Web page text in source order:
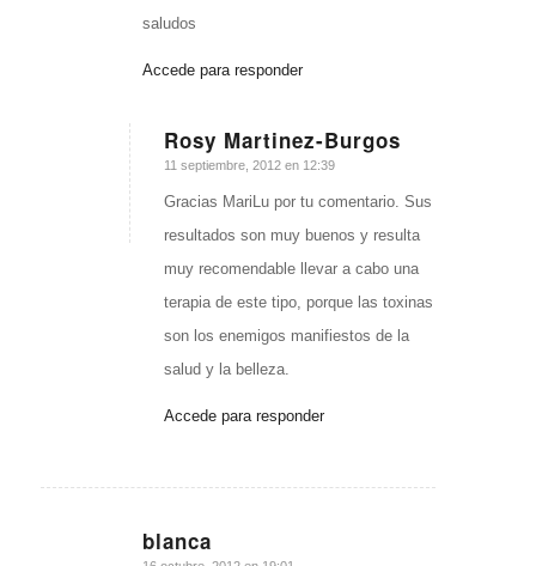
saludos
Accede para responder
Rosy Martinez-Burgos
Dice:
11 septiembre, 2012 en 12:39
Gracias MariLu por tu comentario. Sus
resultados son muy buenos y resulta
muy recomendable llevar a cabo una
terapia de este tipo, porque las toxinas
son los enemigos manifiestos de la
salud y la belleza.
Accede para responder
blanca